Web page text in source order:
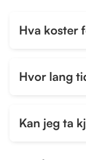
Hva koster
Hvor lang
Kan jeg ta
Ja, du kan ta